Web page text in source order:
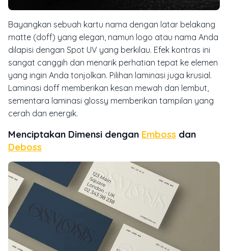
Bayangkan sebuah kartu nama dengan latar belakang
matte (doff) yang elegan, namun logo atau nama Anda
dilapisi dengan Spot UV yang berkilau. Efek kontras ini
sangat canggih dan menarik perhatian tepat ke elemen
yang ingin Anda tonjolkan. Pilihan laminasi juga krusial.
Laminasi doff memberikan kesan mewah dan lembut,
sementara laminasi glossy memberikan tampilan yang
cerah dan energik.
Menciptakan Dimensi dengan Emboss dan
Deboss